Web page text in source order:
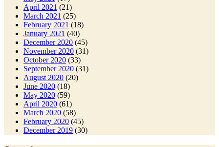
April 2021 (21)
March 2021 (25)
February 2021 (18)
January 2021 (40)
December 2020 (45)
November 2020 (31)
October 2020 (33)
September 2020 (31)
August 2020 (20)
June 2020 (18)
May 2020 (59)
April 2020 (61)
March 2020 (58)
February 2020 (45)
December 2019 (30)